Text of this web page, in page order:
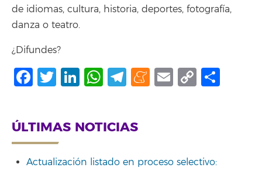
de idiomas, cultura, historia, deportes, fotografía,
danza o teatro.
¿Difundes?
Facebook
Twitter
LinkedIn
WhatsApp
Telegram
Meneame
Email
Copy
ÚLTIMAS NOTICIAS
Actualización listado en proceso selectivo: